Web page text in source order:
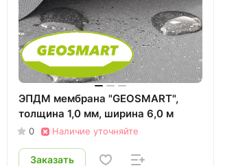
ЭПДМ мембрана "GEOSMART",
толщина 1,0 мм, ширина 6,0 м
0 Наличие уточняйте
Заказать